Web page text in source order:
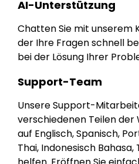
AI-Unterstützung
Chatten Sie mit unserem
der Ihre Fragen schnell
bei der Lösung Ihrer
Support-Team
Unsere Support-
verschiedenen Teilen der
auf Englisch, Spanisch,
Thai, Indonesisch